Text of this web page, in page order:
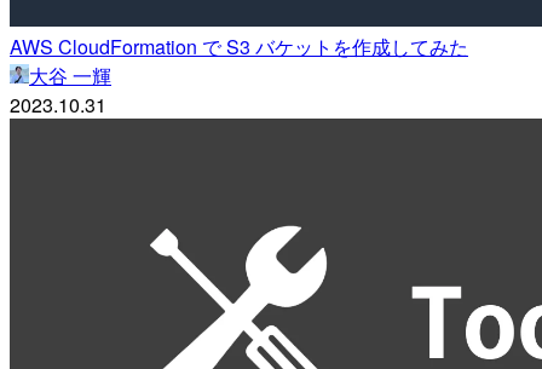
AWS CloudFormation で S3 バケットを作成してみた
大谷 一輝
2023.10.31